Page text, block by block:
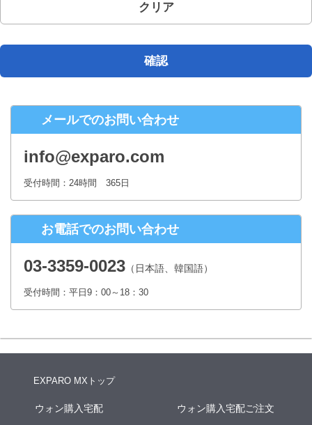
個人情報の取扱いの委託について
開示対象個人情報の開示等および問合せ窓口について
ご本人からの求めにより、当社が保有する開示対象個人情報の、利用
す。
株式会社シースクェア 個人情報お問合せ窓口
〒160-0023 東京都新宿区西新宿６丁目１２−１ パークウェストビ
ル１３階
Eメール：info@c-square.co.jp
（受付時間は、平日9時～17時30分 但し、年末年始、夏季休暇は除き
ます。）
個人情報を入力するにあたっての注意事項
回答ができない場合がございます。
本人が容易に認識できない方法による個人情報の取得
クッキーやWebビーコン等を用いるなどして、本人が容易に認識でき
クリア
確認
メールでのお問い合わせ
info@exparo.com
受付時間：24時間 365日
お電話でのお問い合わせ
03-3359-0023 （日本語、韓国語）
受付時間：平日9：00～18：30
EXPARO MXトップ
ウォン購入宅配 ウォン購入宅配ご注文